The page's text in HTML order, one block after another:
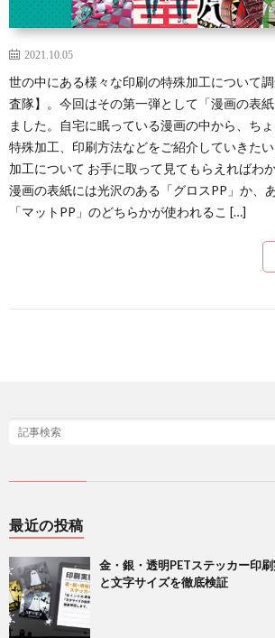
2021.10.05
世の中にある様々な印刷の特殊加工について
査隊】。今回はその第一弾として「漫画の表
ました。自宅に眠っている漫画の中から、ち
特殊加工、印刷方法などをご紹介していきた
加工について お手に取って見てもらえればわ
漫画の表紙には光沢のある「グロスPP」か、
「マットPP」のどちらかが使われるこ […]
最近の投稿
金・銀・透明PETステッカー印
と文字サイズを徹底検証